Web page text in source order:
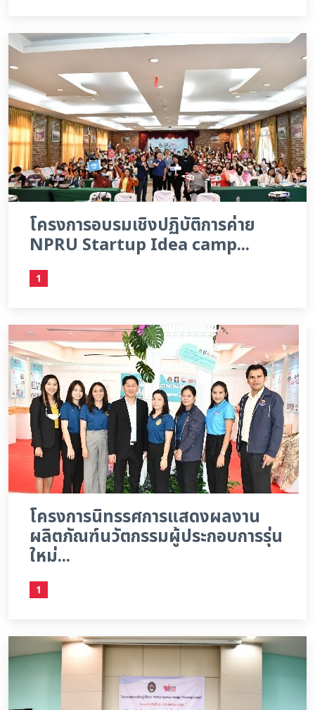
โครงการอบรมเชิงปฏิบัติการค่าย
NPRU Startup Idea camp...
1
โครงการนิทรรศการแสดงผลงาน
ผลิตภัณฑ์นวัตกรรมผู้ประกอบการรุ่น
ใหม่...
1